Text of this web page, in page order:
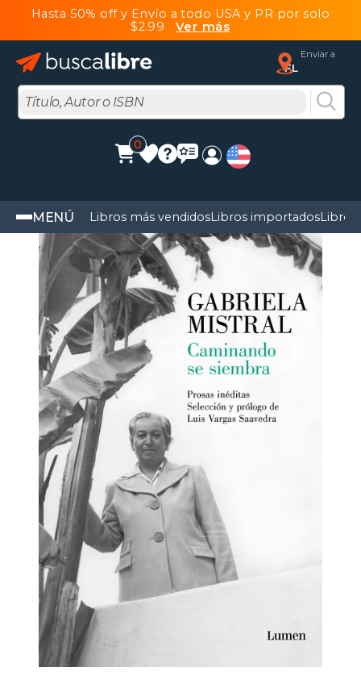
Hasta 50% off y Envío a todo USA y PR por solo
$2.99 Ver más
Enviar a
FL
0
MENÚ Libros más vendidosLibros importadosLibros